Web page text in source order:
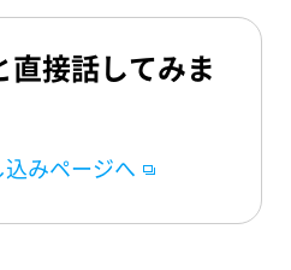
接話してみま
みページへ